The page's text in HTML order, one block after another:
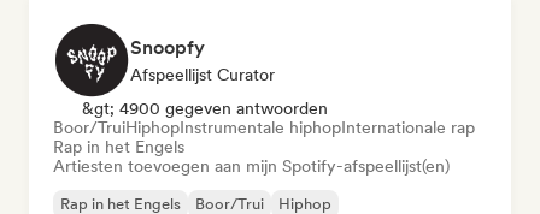
Snoopfy
Afspeellijst Curator
&gt; 4900 gegeven antwoorden
Boor/TruiHiphopInstrumentale hiphopInternationale rap
Rap in het Engels
Artiesten toevoegen aan mijn Spotify-afspeellijst(en)
Rap in het Engels Boor/Trui
Hiphop